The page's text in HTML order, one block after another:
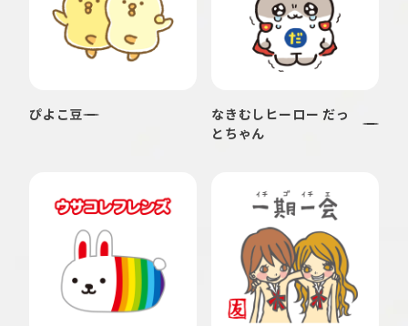
ぴよこ豆
なきむしヒーロー だっ
とちゃん